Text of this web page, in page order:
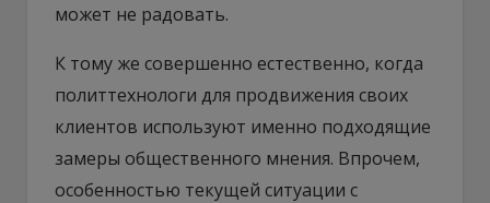
может не радовать.
К тому же совершенно естественно, когда
политтехнологи для продвижения своих
клиентов используют именно подходящие
замеры общественного мнения. Впрочем,
особенностью текущей ситуации с